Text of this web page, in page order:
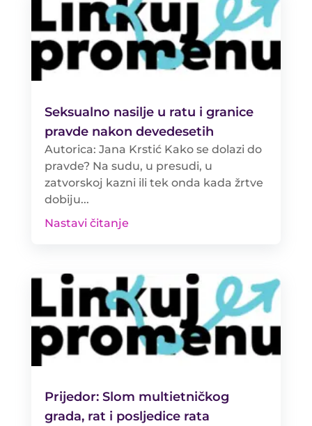
Seksualno nasilje u ratu i granice
pravde nakon devedesetih
Autorica: Jana Krstić Kako se dolazi do
pravde? Na sudu, u presudi, u
zatvorskoj kazni ili tek onda kada žrtve
dobiju...
Nastavi čitanje
Prijedor: Slom multietničkog
grada, rat i posljedice rata